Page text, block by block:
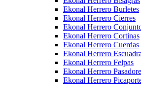
Ekonal Herrero Burletes
Ekonal Herrero Cierres
Ekonal Herrero
Ekonal Herrero Cortinas
Ekonal Herrero Cuerdas
Ekonal Herrero
Ekonal Herrero Felpas
Ekonal Herrero
Ekonal Herrero